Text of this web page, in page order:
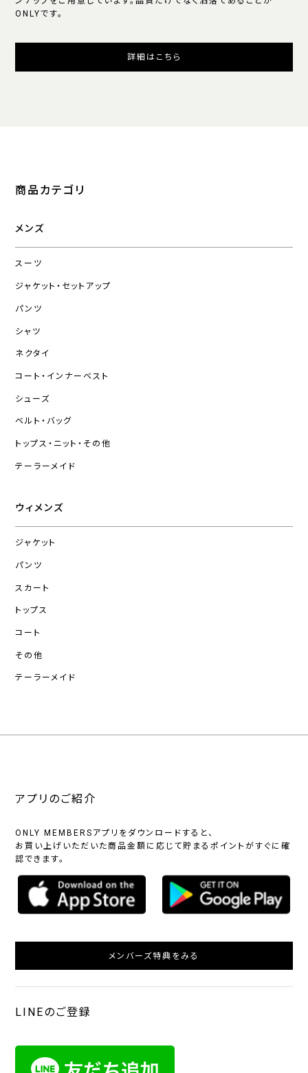
ONLYです。
詳細はこちら
商品カテゴリ
メンズ
スーツ
ジャケット・セットアップ
パンツ
シャツ
ネクタイ
コート・インナーベスト
シューズ
ベルト・バッグ
トップス・ニット・その他
テーラーメイド
ウィメンズ
ジャケット
パンツ
スカート
トップス
コート
その他
テーラーメイド
アプリのご紹介
ONLY MEMBERSアプリをダウンロードすると、
お買い上げいただいた商品金額に応じて貯まるポイントがすぐに確
認できます。
メンバーズ特典をみる
LINEのご登録